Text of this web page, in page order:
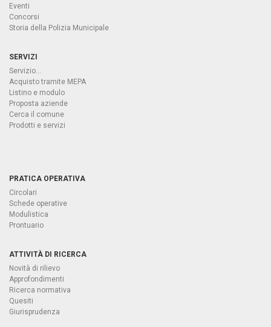
Eventi
Concorsi
Storia della Polizia Municipale
SERVIZI
Servizio...
Acquisto tramite MEPA
Listino e modulo
Proposta aziende
Cerca il comune
Prodotti e servizi
PRATICA OPERATIVA
Circolari
Schede operative
Modulistica
Prontuario
ATTIVITÀ DI RICERCA
Novità di rilievo
Approfondimenti
Ricerca normativa
Quesiti
Giurisprudenza